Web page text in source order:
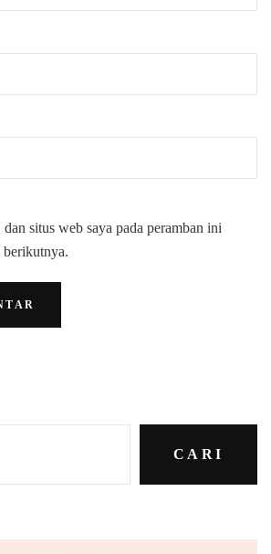
situs web saya pada peramban ini
berikutnya.
CARI